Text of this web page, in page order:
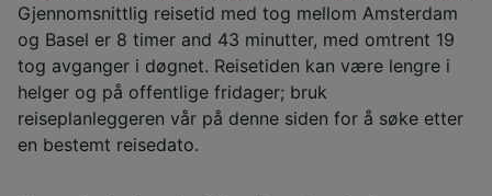
Gjennomsnittlig reisetid med tog mellom Amsterdam
og Basel er 8 timer and 43 minutter, med omtrent 19
tog avganger i døgnet. Reisetiden kan være lengre i
helger og på offentlige fridager; bruk
reiseplanleggeren vår på denne siden for å søke etter
en bestemt reisedato.